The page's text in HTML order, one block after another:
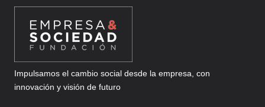
Impulsamos el cambio social desde la empresa, con
innovación y visión de futuro